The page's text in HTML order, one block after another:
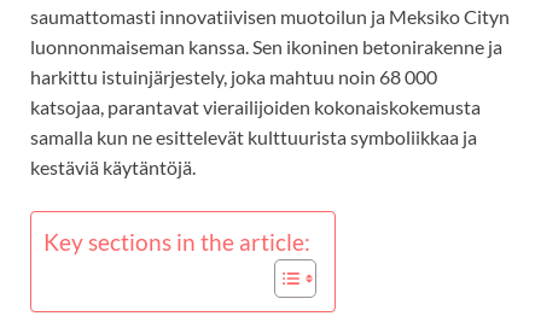
saumattomasti innovatiivisen muotoilun ja Meksiko Cityn
luonnonmaiseman kanssa. Sen ikoninen betonirakenne ja
harkittu istuinjärjestely, joka mahtuu noin 68 000
katsojaa, parantavat vierailijoiden kokonaiskokemusta
samalla kun ne esittelevät kulttuurista symboliikkaa ja
kestäviä käytäntöjä.
Key sections in the article: